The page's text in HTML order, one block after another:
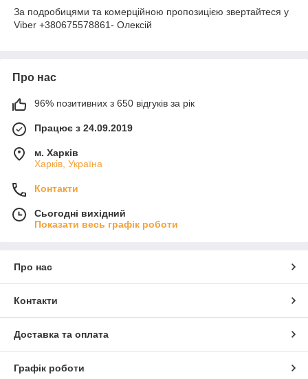
За подробицями та комерційною пропозицією звертайтеся у
Viber +380675578861- Олексій
Про нас
96% позитивних з 650 відгуків за рік
Працює з 24.09.2019
м. Харків
Харків, Україна
Контакти
Сьогодні вихідний
Показати весь графік роботи
Про нас
Контакти
Доставка та оплата
Графік роботи